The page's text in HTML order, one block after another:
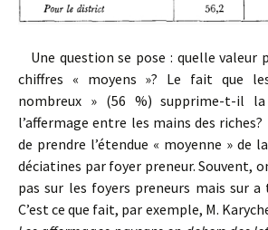
Une question se pose : quelle valeur
chiffres « moyens »? Le fait que
nombreux » (56 %) supprime-t-il
l’affermage entre les mains des
de prendre l’étendue « moyenne » de
déciatines par foyer preneur. Souvent,
pas sur les foyers preneurs mais sur
C’est ce que fait, par exemple, M.